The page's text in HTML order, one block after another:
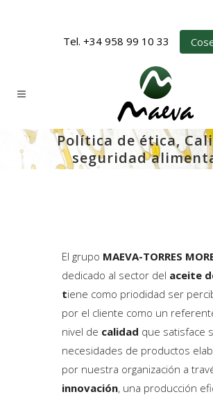
Tel. +34 958 99 10 33
Política de ética,
seguridad
El grupo MAEVA-TORRES
dedicado al sector del aceite
tiene como priodidad ser
por el cliente como un
nivel de calidad que satisface
necesidades de productos
por nuestra organización a
innovación, una producción